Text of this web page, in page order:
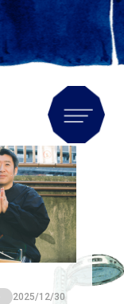
2025/12/30